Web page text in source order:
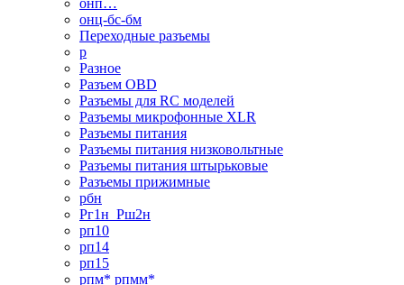
онц-бс-бм
Переходные разъемы
р
Разное
Разъем OBD
Разъемы для RC моделей
Разъемы микрофонные XLR
Разъемы питания
Разъемы питания низковольтные
Разъемы питания штырьковые
Разъемы прижимные
рбн
Рг1н_Рш2н
рп10
рп14
рп15
рпм* рпмм*